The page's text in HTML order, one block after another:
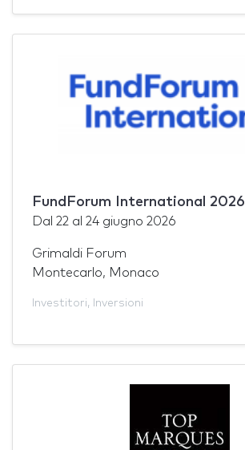
FundForum International 2026
Dal 22 al 24 giugno 2026
Grimaldi Forum
Montecarlo, Monaco
Investitori, Inversioni